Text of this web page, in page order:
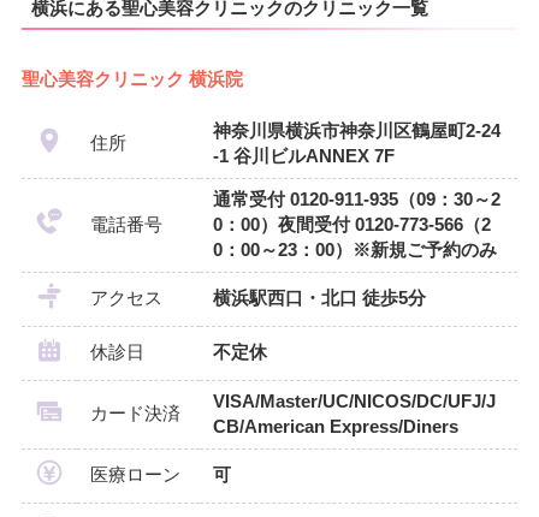
横浜にある聖心美容クリニックのクリニック一覧
聖心美容クリニック 横浜院
住所
神奈川県横浜市神奈川区鶴屋町2-24
-1 谷川ビルANNEX 7F
電話番号
通常受付 0120-911-935（09：30～2
0：00）夜間受付 0120-773-566（2
0：00～23：00）※新規ご予約のみ
アクセス 横浜駅西口・北口 徒歩5分
休診日 不定休
カード決済
VISA/Master/UC/NICOS/DC/UFJ/J
CB/American Express/Diners
医療ローン 可